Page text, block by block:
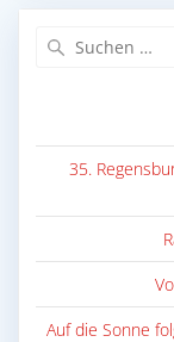
35.
Auf die Sonne